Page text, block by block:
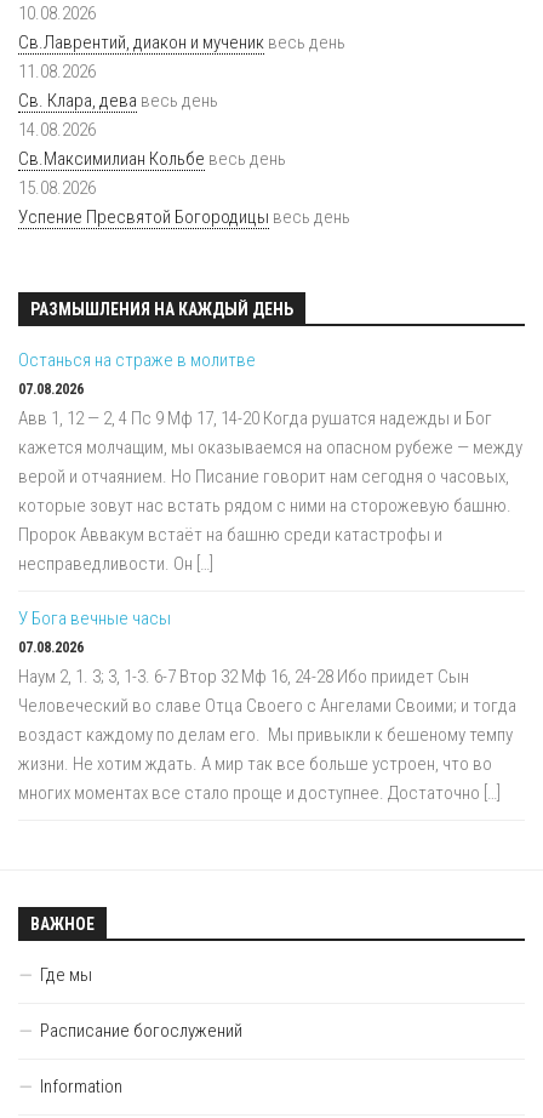
10.08.2026
Св.Лаврентий, диакон и мученик весь день
11.08.2026
Св. Клара, дева весь день
14.08.2026
Св.Максимилиан Кольбе весь день
15.08.2026
Успение Пресвятой Богородицы весь день
РАЗМЫШЛЕНИЯ НА КАЖДЫЙ ДЕНЬ
Останься на страже в молитве
07.08.2026
Авв 1, 12 — 2, 4 Пс 9 Мф 17, 14-20 Когда рушатся надежды и Бог
кажется молчащим, мы оказываемся на опасном рубеже — между
верой и отчаянием. Но Писание говорит нам сегодня о часовых,
которые зовут нас встать рядом с ними на сторожевую башню.
Пророк Аввакум встаёт на башню среди катастрофы и
несправедливости. Он […]
У Бога вечные часы
07.08.2026
Наум 2, 1. 3; 3, 1-3. 6-7 Втор 32 Мф 16, 24-28 Ибо приидет Сын
Человеческий во славе Отца Своего с Ангелами Своими; и тогда
воздаст каждому по делам его. Мы привыкли к бешеному темпу
жизни. Не хотим ждать. А мир так все больше устроен, что во
многих моментах все стало проще и доступнее. Достаточно […]
ВАЖНОЕ
Где мы
Расписание богослужений
Information